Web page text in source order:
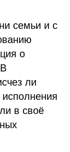
семьи и с
о
ли
в своё